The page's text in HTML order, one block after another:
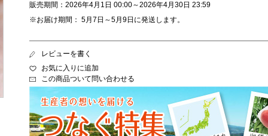
販売期間：2026年4月1日 00:00～2026年4月30日 23:59
※お届け期間： 5月7日～5月9日に発送します。
レビューを書く
お気に入りに追加
この商品ついて問い合わせる